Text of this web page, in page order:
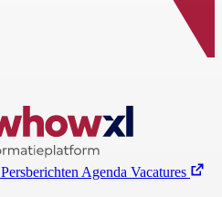
Persberichten Agenda Vacatures